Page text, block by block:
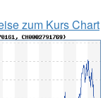
zum Kurs Chart